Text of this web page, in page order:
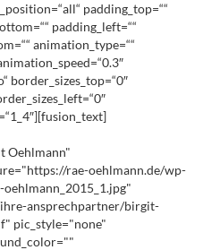
padding_top=““
padding_left=““
animation_type=““
border_sizes_top=“0″
Oehlmann"
rae-oehlmann.de/wp-
ihre-ansprechpartner/birgit-
pic_style="none"